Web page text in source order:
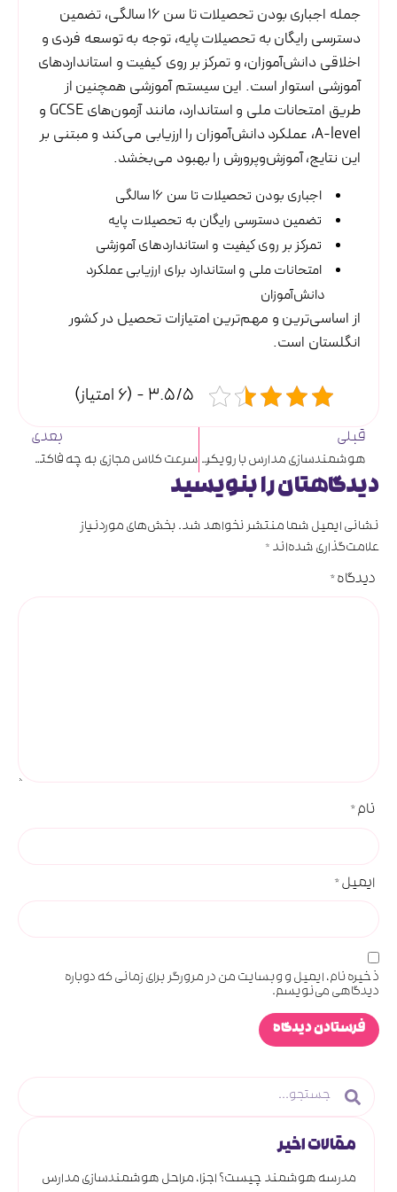
جمله اجباری بودن تحصیلات تا سن ۱۶ سالگی، تضمین
دسترسی رایگان به تحصیلات پایه، توجه به توسعه فردی و
اخلاقی دانش‌آموزان، و تمرکز بر روی کیفیت و استانداردهای
آموزشی استوار است. این سیستم آموزشی همچنین از
طریق امتحانات ملی و استاندارد، مانند آزمون‌های GCSE و
A-level، عملکرد دانش‌آموزان را ارزیابی می‌کند و مبتنی بر
این نتایج، آموزش‌وپرورش را بهبود می‌بخشد.
اجباری بودن تحصیلات تا سن ۱۶ سالگی
تضمین دسترسی رایگان به تحصیلات پایه
تمرکز بر روی کیفیت و استانداردهای آموزشی
امتحانات ملی و استاندارد برای ارزیابی عملکرد
دانش‌آموزان
از اساسی‌ترین و مهم‌ترین امتیازات تحصیل در کشور
انگلستان است.
3.5/5 - (6 امتیاز)
قبلی
هوشمندسازی مدارس با رویکرد (ISM)
بعدی
سرعت کلاس مجازی به چه فاکتورهایی بستگی دارد؟
دیدگاهتان را بنویسید
نشانی ایمیل شما منتشر نخواهد شد.بخش‌های موردنیاز
علامت‌گذاری شده‌اند*
دیدگاه*
نام*
ایمیل*
ذخیره نام، ایمیل و وبسایت من در مرورگر برای زمانی که دوباره
دیدگاهی می‌نویسم.
مقالات اخیر
مدرسه هوشمند چیست؟ اجزا، مراحل هوشمندسازی مدارس